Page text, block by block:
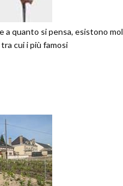
a quanto si pensa, esistono
cui i più famosi